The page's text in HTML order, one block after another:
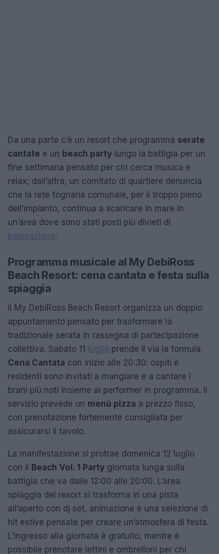
Da una parte c’è un resort che programma serate
cantate e un beach party lungo la battigia per un
fine settimana pensato per chi cerca musica e
relax; dall’altra, un comitato di quartiere denuncia
che la rete fognaria comunale, per il troppo pieno
dell’impianto, continua a scaricare in mare in
un’area dove sono stati posti più divieti di
balneazione.
Programma musicale al My DebiRoss
Beach Resort: cena cantata e festa sulla
spiaggia
Il My DebiRoss Beach Resort organizza un doppio
appuntamento pensato per trasformare la
tradizionale serata in rassegna di partecipazione
collettiva. Sabato 11
luglio prende il via la formula
Cena Cantata con inizio alle 20:30: ospiti e
residenti sono invitati a mangiare e a cantare i
brani più noti insieme ai performer in programma. Il
servizio prevede un menù pizza a prezzo fisso,
con prenotazione fortemente consigliata per
assicurarsi il tavolo.
La manifestazione si protrae domenica 12 luglio
con il
Beach Vol. 1 Party giornata lunga sulla
battigia che va dalle 12:00 alle 20:00. L’area
spiaggia del resort si trasforma in una pista
all’aperto con dj set, animazione e una selezione di
hit estive pensate per creare un’atmosfera di festa.
L’ingresso alla giornata è gratuito, mentre è
possibile prenotare lettini e ombrelloni per chi